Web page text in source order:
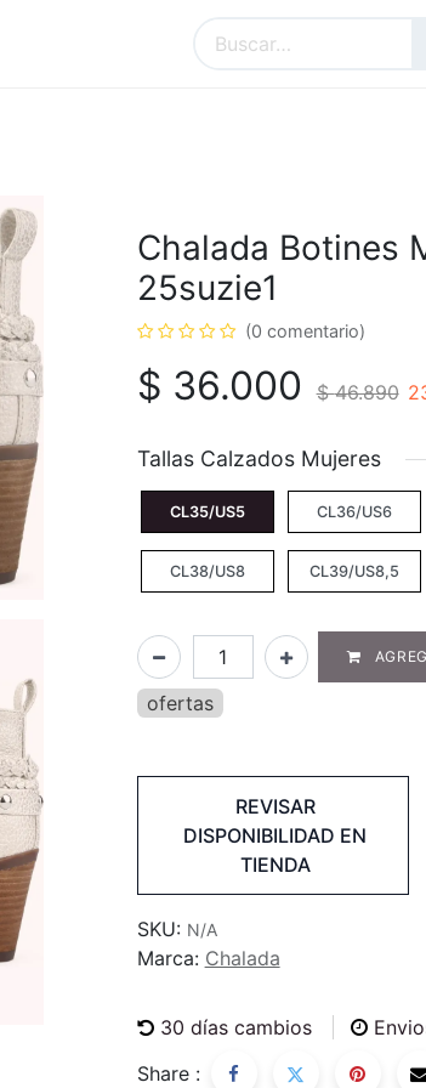
Chalada Botines
25suzie1
(0 comentario)
$ 36.000 $46.890
Tallas Calzados Mujeres
CL35/US5 CL36/US6
CL38/US8 CL39/US8,5
ofertas
REVISAR
DISPONIBILIDAD EN
TIENDA
SKU: N/A
Marca: Chalada
30 días cambios
Share :